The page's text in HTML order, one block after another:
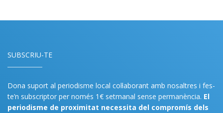
SUBSCRIU-TE
Dona suport al periodisme local col·laborant amb nosaltres i fes-
te’n subscriptor per només 1€ setmanal sense permanència. El
periodisme de proximitat necessita del compromís dels